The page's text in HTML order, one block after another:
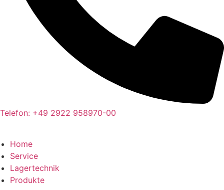
Telefon: +49 2922 958970-00
Home
Service
Lagertechnik
Produkte